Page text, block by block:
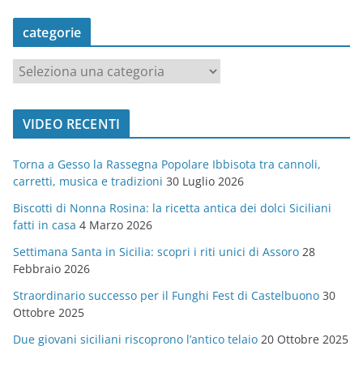
categorie
a
t
o
r
i
e
VIDEO RECENTI
Torna a Gesso la Rassegna Popolare Ibbisota tra cannoli,
carretti, musica e tradizioni 30 Luglio 2026
Biscotti di Nonna Rosina: la ricetta antica dei dolci Siciliani
fatti in casa 4 Marzo 2026
Settimana Santa in Sicilia: scopri i riti unici di Assoro 28
Febbraio 2026
Straordinario successo per il Funghi Fest di Castelbuono 30
Ottobre 2025
Due giovani siciliani riscoprono l’antico telaio 20 Ottobre 2025